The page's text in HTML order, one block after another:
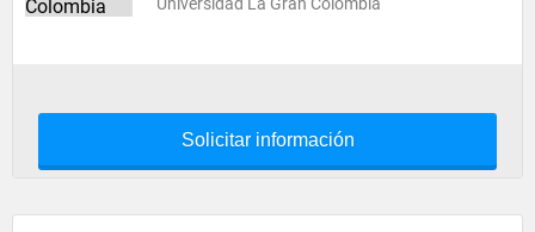
Solicitar información